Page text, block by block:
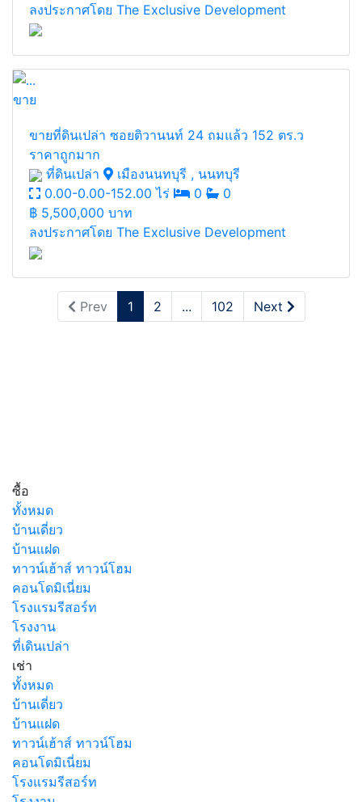
ลงประกาศโดย The Exclusive Development
ขาย
ขายที่ดินเปล่า ซอยติวานนท์ 24 ถมแล้ว 152 ตร.ว
ราคาถูกมาก
ที่ดินเปล่า
เมืองนนทบุรี , นนทบุรี
0.00-0.00-152.00 ไร่
0
0
฿ 5,500,000 บาท
ลงประกาศโดย The Exclusive Development
Prev 1 2 ... 102 Next
ซื้อ
ทั้งหมด
บ้านเดี่ยว
บ้านแฝด
ทาวน์เฮ้าส์ ทาวน์โฮม
คอนโดมิเนี่ยม
โรงแรมรีสอร์ท
โรงงาน
ที่เดินเปล่า
เช่า
ทั้งหมด
บ้านเดี่ยว
บ้านแฝด
ทาวน์เฮ้าส์ ทาวน์โฮม
คอนโดมิเนี่ยม
โรงแรมรีสอร์ท